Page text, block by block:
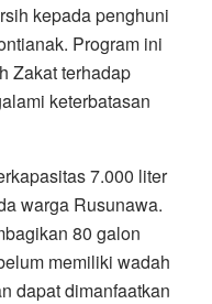
kepada penghuni
Program ini
Zakat terhadap
keterbatasan
7.000 liter
warga Rusunawa.
80 galon
memiliki wadah
dapat dimanfaatkan